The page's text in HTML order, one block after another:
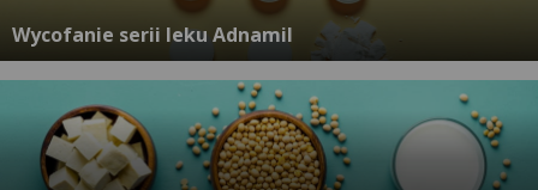
Wycofanie serii leku Adnamil